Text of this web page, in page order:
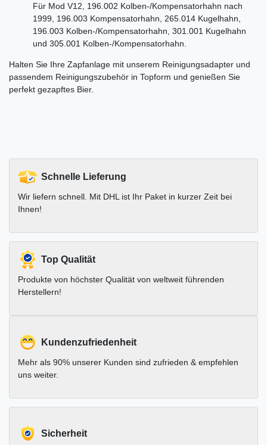
Für Mod V12, 196.002 Kolben-/Kompensatorhahn nach
1999, 196.003 Kompensatorhahn, 265.014 Kugelhahn,
196.003 Kolben-/Kompensatorhahn, 301.001 Kugelhahn
und 305.001 Kolben-/Kompensatorhahn.
Halten Sie Ihre Zapfanlage mit unserem Reinigungsadapter und
passendem Reinigungszubehör in Topform und genießen Sie
perfekt gezapftes Bier.
Schnelle Lieferung
Wir liefern schnell. Mit DHL ist Ihr Paket in kurzer Zeit bei
Ihnen!
Top Qualität
Produkte von höchster Qualität von weltweit führenden
Herstellern!
Kundenzufriedenheit
Mehr als 90% unserer Kunden sind zufrieden & empfehlen
uns weiter.
Sicherheit